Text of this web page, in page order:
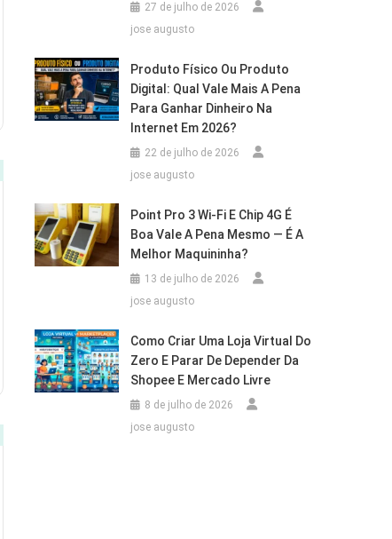
27 de julho de 2026
jose augusto
Produto Físico Ou Produto
Digital: Qual Vale Mais A Pena
Para Ganhar Dinheiro Na
Internet Em 2026?
22 de julho de 2026
jose augusto
Point Pro 3 Wi‑Fi E Chip 4G É
Boa Vale A Pena Mesmo — É A
Melhor Maquininha?
13 de julho de 2026
jose augusto
Como Criar Uma Loja Virtual Do
Zero E Parar De Depender Da
Shopee E Mercado Livre
8 de julho de 2026
jose augusto